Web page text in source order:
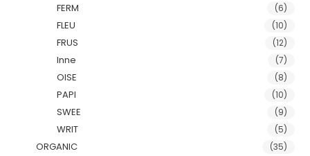
FERM (6)
FLEU (10)
FRUS (12)
Inne (7)
OISE (8)
PAPI (10)
SWEE (9)
WRIT (5)
ORGANIC (35)